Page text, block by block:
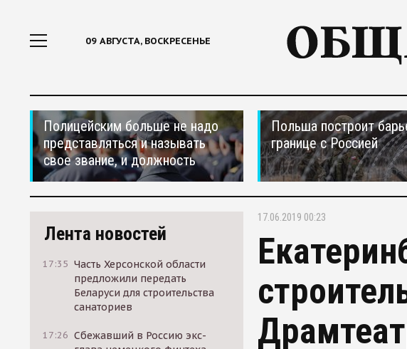
09 АВГУСТА, ВОСКРЕСЕНЬЕ
Полицейским больше не надо
представляться и называть
свое звание, и должность
Польша построит
границе с Россией
Лента новостей
17:35 Часть Херсонской области
предложили передать
Беларуси для строительства
санаториев
17:26 Сбежавший в Россию экс-
17.06.2019 00:23